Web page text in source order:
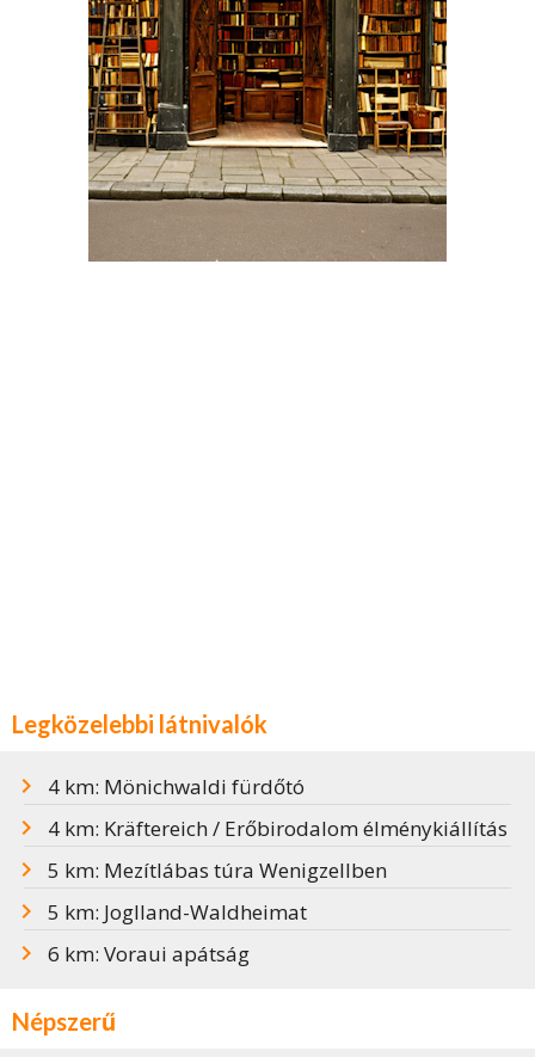
Legközelebbi látnivalók
4 km: Mönichwaldi fürdőtó
4 km: Kräftereich / Erőbirodalom élménykiállítás
5 km: Mezítlábas túra Wenigzellben
5 km: Joglland-Waldheimat
6 km: Voraui apátság
Népszerű